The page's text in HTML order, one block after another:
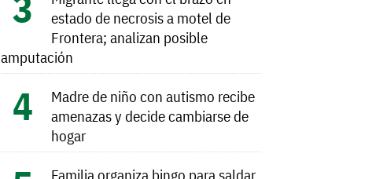
estado de necrosis a motel de
Frontera; analizan posible
amputación
Madre de niño con autismo recibe
amenazas y decide cambiarse de
hogar
Familia organiza bingo para saldar